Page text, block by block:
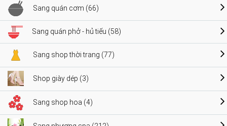
Sang quán cơm (66)
Sang quán phở - hủ tiếu (58)
Sang shop thời trang (77)
Shop giày dép (3)
Sang shop hoa (4)